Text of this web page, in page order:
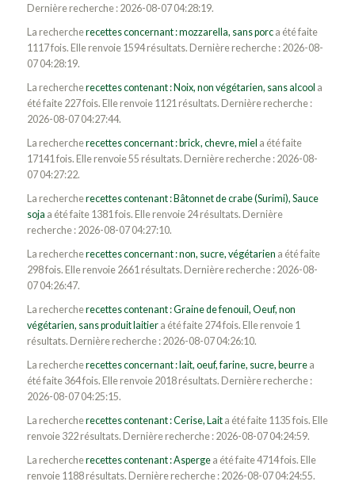
Dernière recherche : 2026-08-07 04:28:19.
La rechercherecettes concernant : mozzarella, sans porca été faite
1117 fois. Elle renvoie 1594 résultats. Dernière recherche : 2026-08-
07 04:28:19.
La rechercherecettes contenant : Noix, non végétarien, sans alcool a
été faite 227 fois. Elle renvoie 1121 résultats. Dernière recherche :
2026-08-07 04:27:44.
La rechercherecettes concernant : brick, chevre, miel a été faite
17141 fois. Elle renvoie 55 résultats. Dernière recherche : 2026-08-
07 04:27:22.
La rechercherecettes contenant : Bâtonnet de crabe (Surimi), Sauce
soja a été faite 1381 fois. Elle renvoie 24 résultats. Dernière
recherche : 2026-08-07 04:27:10.
La rechercherecettes concernant : non, sucre, végétarien a été faite
298 fois. Elle renvoie 2661 résultats. Dernière recherche : 2026-08-
07 04:26:47.
La rechercherecettes contenant : Graine de fenouil, Oeuf, non
végétarien, sans produit laitiera été faite 274 fois. Elle renvoie 1
résultats. Dernière recherche : 2026-08-07 04:26:10.
La rechercherecettes concernant : lait, oeuf, farine, sucre, beurrea
été faite 364 fois. Elle renvoie 2018 résultats. Dernière recherche :
2026-08-07 04:25:15.
La rechercherecettes contenant : Cerise, Laita été faite 1135 fois. Elle
renvoie 322 résultats. Dernière recherche : 2026-08-07 04:24:59.
La rechercherecettes contenant : Aspergea été faite 4714 fois. Elle
renvoie 1188 résultats. Dernière recherche : 2026-08-07 04:24:55.